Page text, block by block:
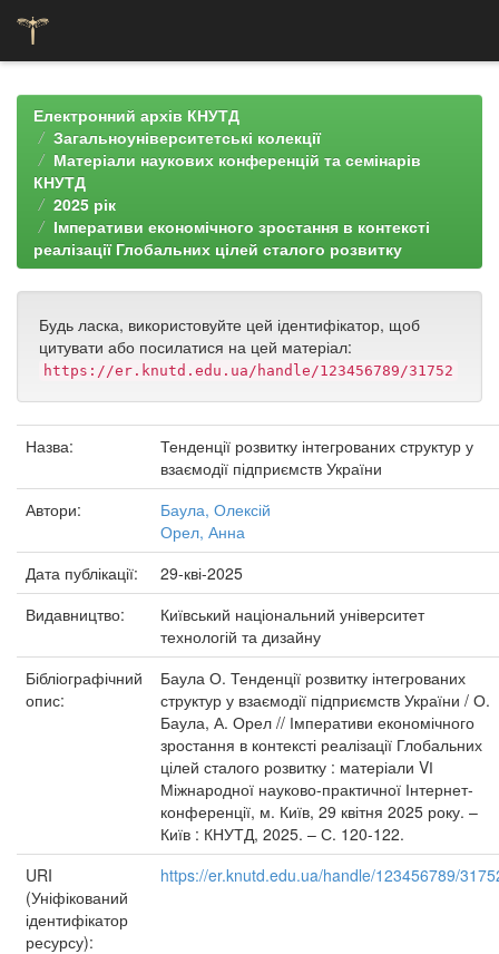
navigationЕлектронний архів КНУТД
Загальноуніверситетські колекції
Матеріали наукових конференцій та семінарів
КНУТД
2025 рік
Імперативи економічного зростання в контексті
реалізації Глобальних цілей сталого розвитку
Будь ласка, використовуйте цей ідентифікатор, щоб
цитувати або посилатися на цей матеріал:
https://er.knutd.edu.ua/handle/123456789/31752
Назва:
Тенденції розвитку інтегрованих структур у
взаємодії підприємств України
Автори:
Баула, Олексій
Орел, Анна
Дата публікації:
29-кві-2025
Видавництво:
Київський національний університет
технологій та дизайну
Бібліографічний
опис:
Баула О. Тенденції розвитку інтегрованих
структур у взаємодії підприємств України / О.
Баула, А. Орел // Імперативи економічного
зростання в контексті реалізації Глобальних
цілей сталого розвитку : матеріали VІ
Міжнародної науково-практичної Інтернет-
конференції, м. Київ, 29 квітня 2025 року. –
Київ : КНУТД, 2025. – С. 120-122.
URI
(Уніфікований
ідентифікатор
ресурсу):
https://er.knutd.edu.ua/handle/123456789/